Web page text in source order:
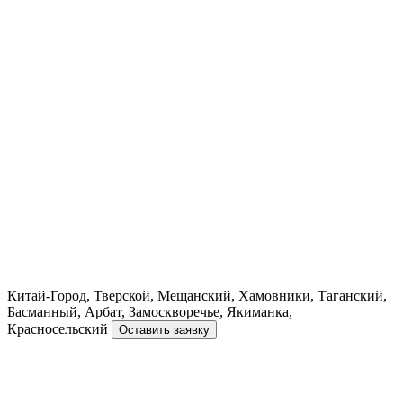
Китай-Город, Тверской, Мещанский, Хамовники, Таганский,
Басманный, Арбат, Замоскворечье, Якиманка,
Красносельский
Оставить заявку